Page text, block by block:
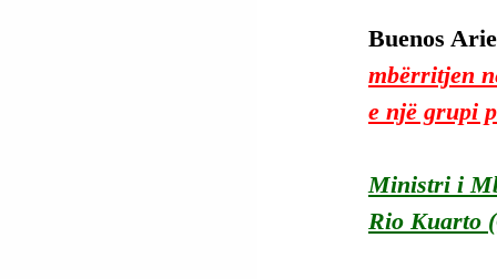
Buenos
mbërritjen
e një grupi
Ministri i
Rio Kuarto